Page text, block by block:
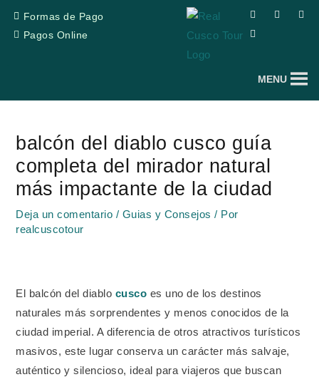
Formas de Pago
Pagos Online
F
a
c
Y
o
I
n
r
a
T
r
i
o
MENU
balcón del diablo cusco guía
completa del mirador natural
más impactante de la ciudad
Deja un comentario / Guias y Consejos / Por
realcuscotour
El balcón del diablo cusco es uno de los destinos
naturales más sorprendentes y menos conocidos de la
ciudad imperial. A diferencia de otros atractivos turísticos
masivos, este lugar conserva un carácter más salvaje,
auténtico y silencioso, ideal para viajeros que buscan
entradas